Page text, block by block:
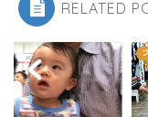
RELATED